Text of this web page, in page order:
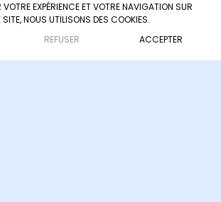
VOTRE EXPÉRIENCE ET VOTRE NAVIGATION SUR
SITE, NOUS UTILISONS DES COOKIES.
REFUSER ACCEPTER
culturelle & touristique